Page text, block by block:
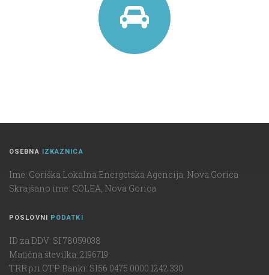
OSEBNA IZKAZNICA
Ime: Goriška Lokalna Energetska Agencija, Nova Gorica
Skrajšano ime: GOLEA, Nova Gorica
POSLOVNI PODATKI
ID za DDV: SI 78059038
Matična številka: 2196719
TRR pri OTP Banki: SI56 0475 0000 1242 330